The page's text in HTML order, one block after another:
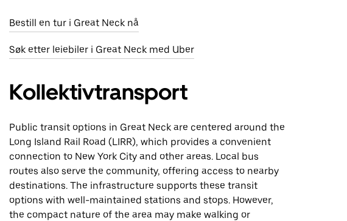
Bestill en tur i Great Neck nå
Søk etter leiebiler i Great Neck med Uber
Kollektivtransport
Public transit options in Great Neck are centered around the
Long Island Rail Road (LIRR), which provides a convenient
connection to New York City and other areas. Local bus
routes also serve the community, offering access to nearby
destinations. The infrastructure supports these transit
options with well-maintained stations and stops. However,
the compact nature of the area may make walking or